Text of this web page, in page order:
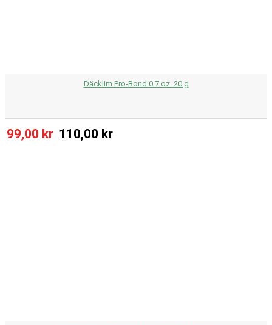
Däcklim Pro-Bond 0.7 oz. 20 g
99,00 kr 110,00 kr